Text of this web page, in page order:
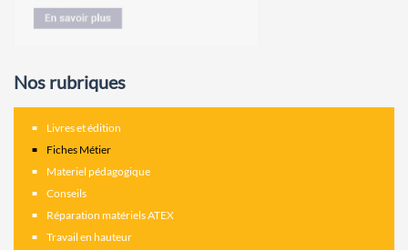
Nos rubriques
Livres et édition
Fiches Métier
Materiel pédagogique
Conseils
Réparation matériels ATEX
Travail en hauteur